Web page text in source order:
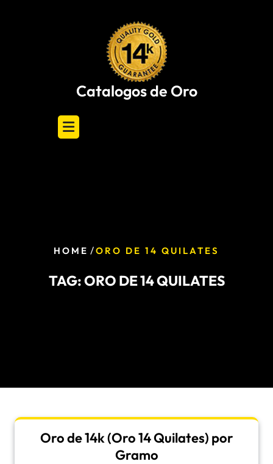
Catalogos de Oro
HOME /ORO DE 14 QUILATES
TAG:ORO DE 14 QUILATES
Oro de 14k (Oro 14 Quilates) por
Gramo